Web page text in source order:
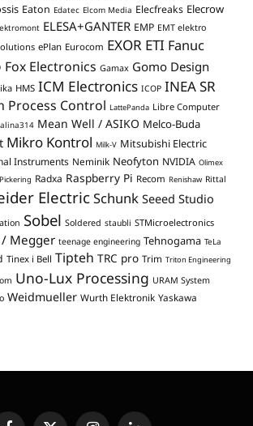
Eaton Edatec Elcom Media Elecfreaks Elecrow
ELESA+GANTER EMP EMT elektro
ePlan Eurocom EXOR ETI Fanuc
Fox Electronics Gamax Gomo Design
HMS ICM Electronics ICOP INEA SR
Process Control LattePanda Libre Computer
Mean Well / ASIKO Melco-Buda
Mikro Kontrol Milk-V Mitsubishi Electric
Instruments Neminik Neofyton NVIDIA Olimex
Pickering Radxa Raspberry Pi Recom Renishaw Rittal
ElectricSchunk Seeed Studio
Sobel Soldered staubli STMicroelectronics
/ Megger teenage engineering Tehnogama TeLa
Tinex i Bell Tipteh TRC pro Trim Triton Engineering
Uno-Lux Processing URAM System
Weidmueller Wurth Elektronik Yaskawa